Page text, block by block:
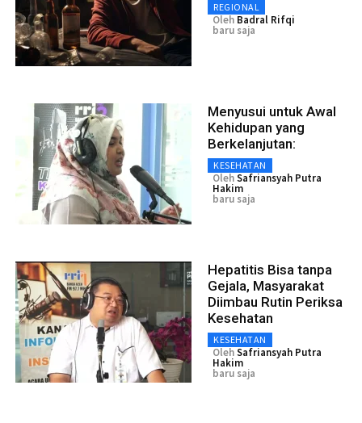
REGIONAL
Oleh Badral Rifqi
baru saja
Menyusui untuk Awal
Kehidupan yang
Berkelanjutan:
KESEHATAN
OlehSafriansyah Putra
Hakim
baru saja
Hepatitis Bisa tanpa
Gejala, Masyarakat
Diimbau Rutin Periksa
Kesehatan
KESEHATAN
OlehSafriansyah Putra
Hakim
baru saja